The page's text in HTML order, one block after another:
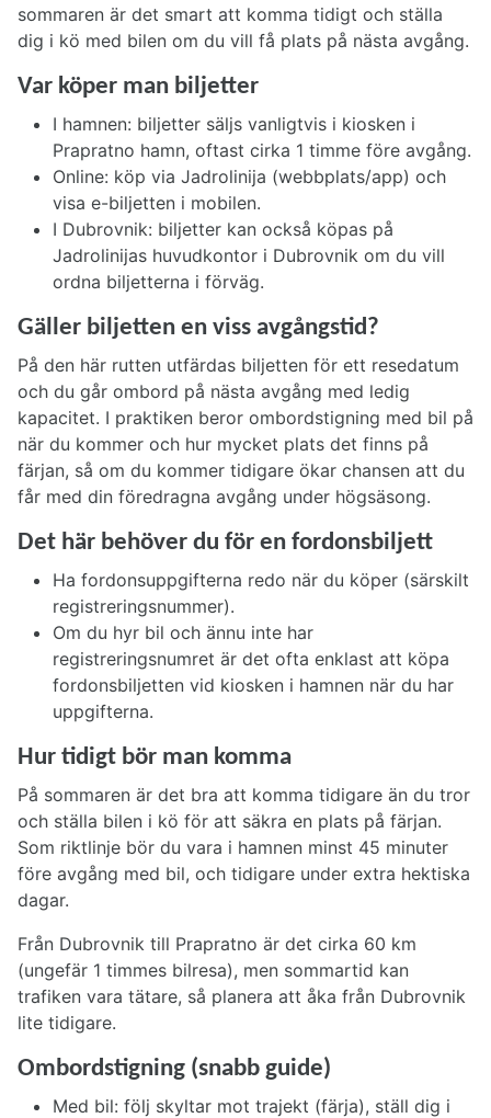
sommaren är det smart att komma tidigt och ställa
dig i kö med bilen om du vill få plats på nästa avgång.
Var köper man biljetter
I hamnen: biljetter säljs vanligtvis i kiosken i
Prapratno hamn, oftast cirka 1 timme före avgång.
Online: köp via Jadrolinija (webbplats/app) och
visa e-biljetten i mobilen.
I Dubrovnik: biljetter kan också köpas på
Jadrolinijas huvudkontor i Dubrovnik om du vill
ordna biljetterna i förväg.
Gäller biljetten en viss avgångstid?
På den här rutten utfärdas biljetten för ett resedatum
och du går ombord på nästa avgång med ledig
kapacitet. I praktiken beror ombordstigning med bil på
när du kommer och hur mycket plats det finns på
färjan, så om du kommer tidigare ökar chansen att du
får med din föredragna avgång under högsäsong.
Det här behöver du för en fordonsbiljett
Ha fordonsuppgifterna redo när du köper (särskilt
registreringsnummer).
Om du hyr bil och ännu inte har
registreringsnumret är det ofta enklast att köpa
fordonsbiljetten vid kiosken i hamnen när du har
uppgifterna.
Hur tidigt bör man komma
På sommaren är det bra att komma tidigare än du tror
och ställa bilen i kö för att säkra en plats på färjan.
Som riktlinje bör du vara i hamnen minst 45 minuter
före avgång med bil, och tidigare under extra hektiska
dagar.
Från Dubrovnik till Prapratno är det cirka 60 km
(ungefär 1 timmes bilresa), men sommartid kan
trafiken vara tätare, så planera att åka från Dubrovnik
lite tidigare.
Ombordstigning (snabb guide)
Med bil: följ skyltar mot trajekt (färja), ställ dig i